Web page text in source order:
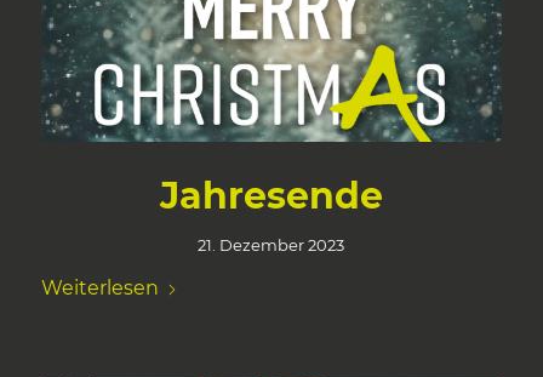
Jahresende
21. Dezember 2023
Weiterlesen